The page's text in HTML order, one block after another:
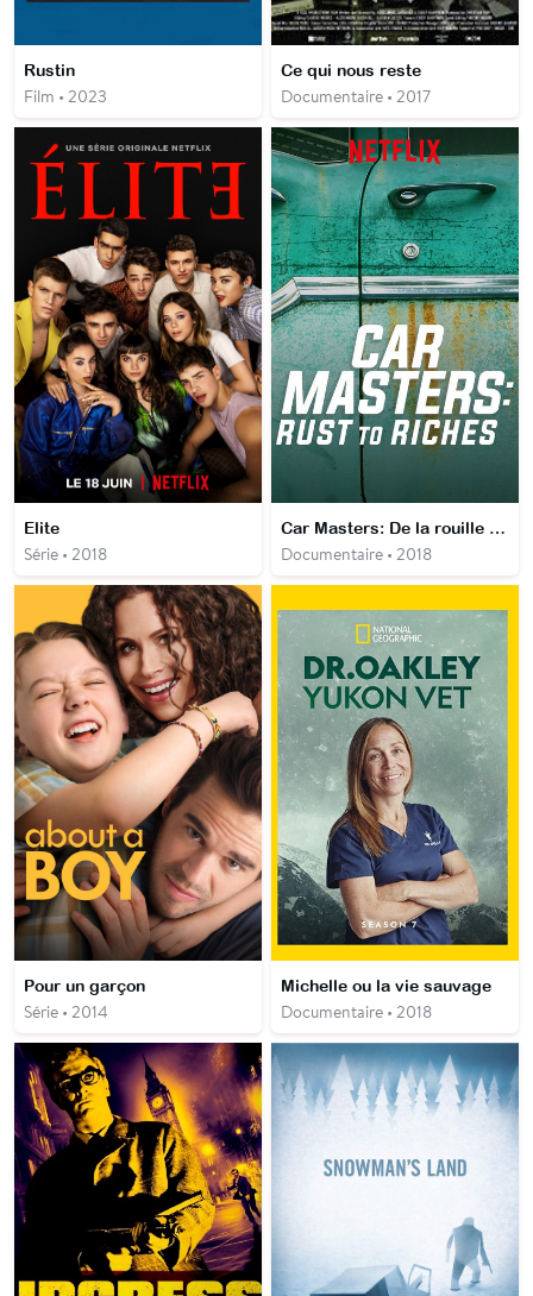
Rustin
Film • 2023
Ce qui nous reste
Documentaire • 2017
Elite
Série • 2018
Car Masters: De la rouille à l'or
Documentaire • 2018
Pour un garçon
Série • 2014
Michelle ou la vie sauvage
Documentaire • 2018